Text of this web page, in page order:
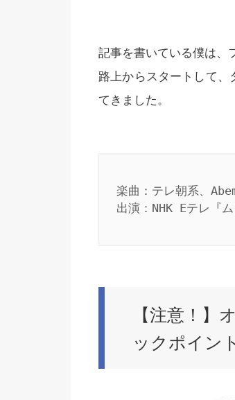
記事を書いている僕は、
路上からスタートして、
てきました。
楽曲：テレ朝系、
出演：NHK Eテレ『
【注意！】
ックポイン